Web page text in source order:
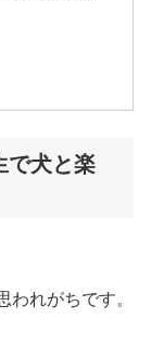
で犬と楽
われがちです。